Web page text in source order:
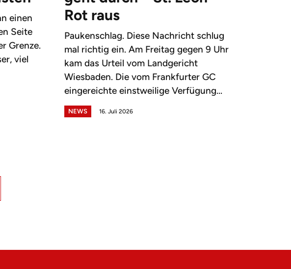
einen
Seite
Grenze.
viel
Rot raus
Paukenschlag. Diese Nachricht schlug
mal richtig ein. Am Freitag gegen 9 Uhr
kam das Urteil vom Landgericht
Wiesbaden. Die vom Frankfurter GC
eingereichte einstweilige Verfügung...
NEWS 16. Juli 2026